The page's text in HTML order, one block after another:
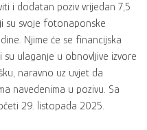
i dodatan poziv vrijedan 7,5
su svoje fotonaponske
Njime će se financijska
ulaganje u obnovljive izvore
naravno uz uvjet da
navedenima u pozivu. Sa
29. listopada 2025.